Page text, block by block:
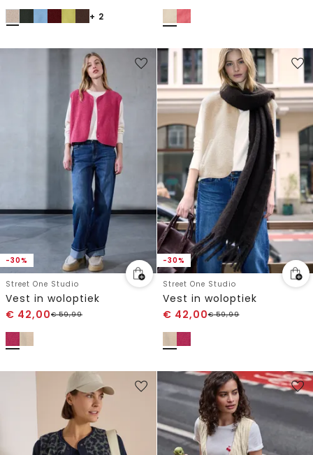
+ 2
-30%
Street One Studio
Vest in woloptiek
€ 42,00€59,99
-30%
Street One Studio
Vest in woloptiek
€ 42,00€59,99